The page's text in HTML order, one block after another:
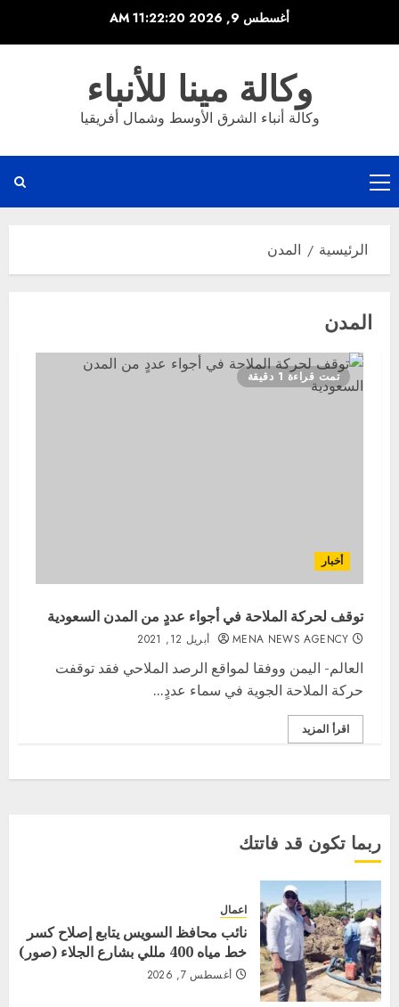
أغسطس 9, 2026 11:22:21 AM
وكالة مينا للأنباء
وكالة أنباء الشرق الأوسط وشمال أفريقيا
القائمة
الرئيسية
الرئيسية المدن
المدن
تمت قراءة 1 دقيقة
أخبار
توقف لحركة الملاحة في أجواء عددٍ من المدن السعودية
MENA NEWS AGENCY أبريل 12, 2021
العالم- اليمن ووفقا لمواقع الرصد الملاحي فقد توقفت
حركة الملاحة الجوية في سماء عددٍ...
اقرأ المزيد
ربما تكون قد فاتتك
اعمال
نائب محافظ السويس يتابع إصلاح كسر
خط مياه 400 مللي بشارع الجلاء (صور)
أغسطس 7, 2026